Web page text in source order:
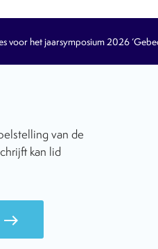
voor het jaarsymposium 2026
van de
kan lid
east